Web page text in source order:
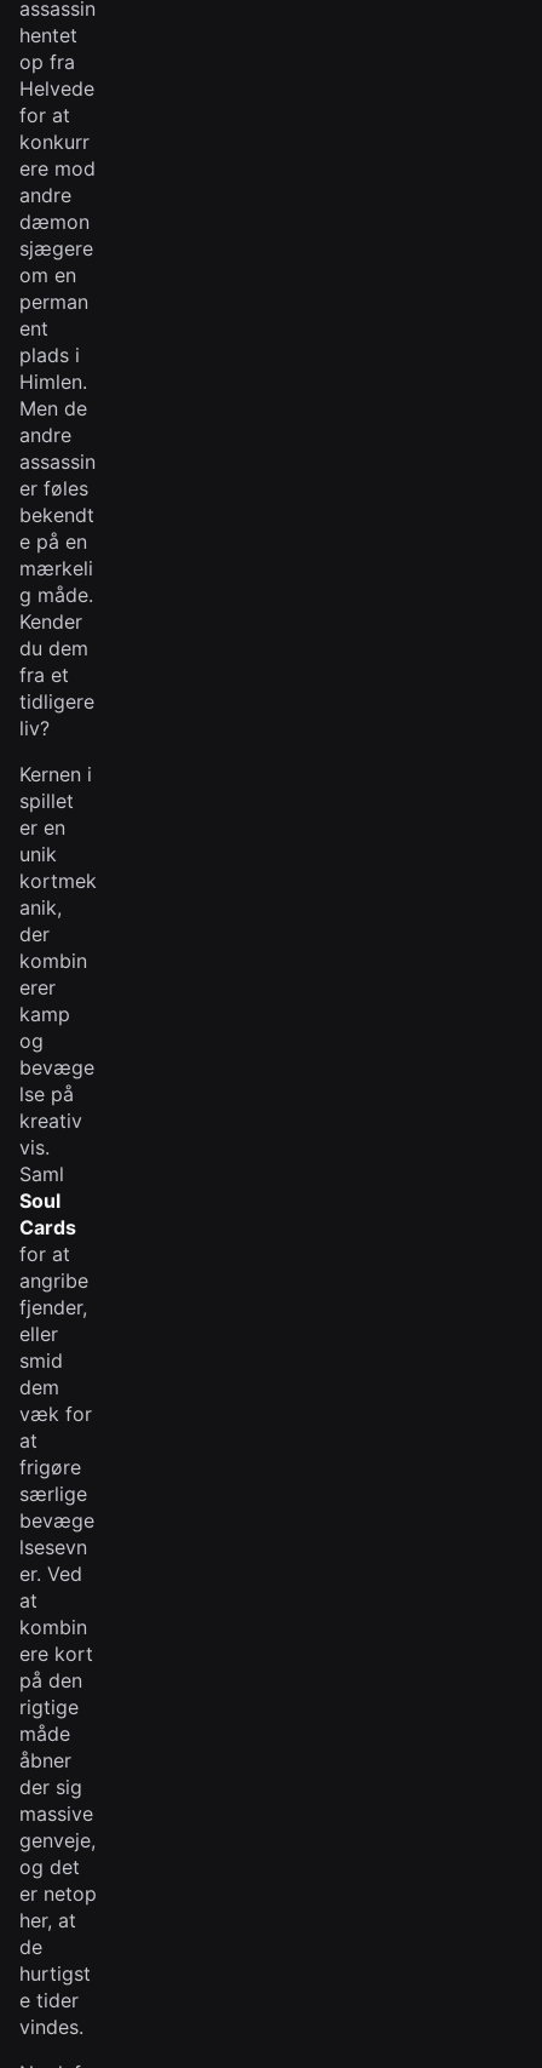
assassin
hentet
op fra
Helvede
for at
konkurr
ere mod
andre
dæmon
sjægere
om en
perman
ent
plads i
Himlen.
Men de
andre
assassin
er føles
bekendt
e på en
mærkeli
g måde.
Kender
du dem
fra et
tidligere
liv?
Kernen i
spillet
er en
unik
kortmek
anik,
der
kombin
erer
kamp
og
bevæge
lse på
kreativ
vis.
Saml
Soul
Cards
for at
angribe
fjender,
eller
smid
dem
væk for
at
frigøre
særlige
bevæge
lsesevn
er. Ved
at
kombin
ere kort
på den
rigtige
måde
åbner
der sig
massive
genveje,
og det
er netop
her, at
de
hurtigst
e tider
vindes.